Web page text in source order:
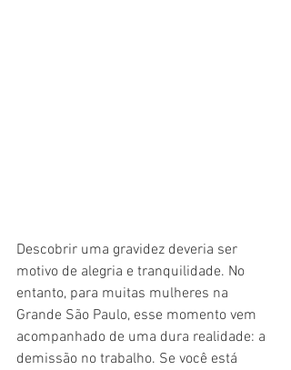
Descobrir uma gravidez deveria ser
motivo de alegria e tranquilidade. No
entanto, para muitas mulheres na
Grande São Paulo, esse momento vem
acompanhado de uma dura realidade: a
demissão no trabalho. Se você está